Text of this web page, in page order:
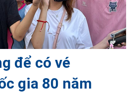
để có vé
gia 80 năm